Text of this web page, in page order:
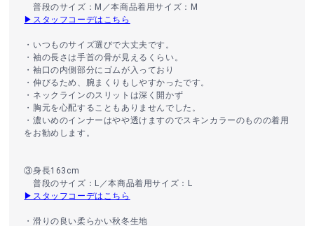
普段のサイズ：M／本商品着用サイズ：M
▶スタッフコーデはこちら
・いつものサイズ選びで大丈夫です。
・袖の長さは手首の骨が見えるくらい。
・袖口の内側部分にゴムが入っており
・伸びるため、腕まくりもしやすかったです。
・ネックラインのスリットは深く開かず
・胸元を心配することもありませんでした。
・濃いめのインナーはやや透けますのでスキンカラーのものの着用
をお勧めします。
③身長163cm
普段のサイズ：L／本商品着用サイズ：L
▶スタッフコーデはこちら
・滑りの良い柔らかい秋冬生地